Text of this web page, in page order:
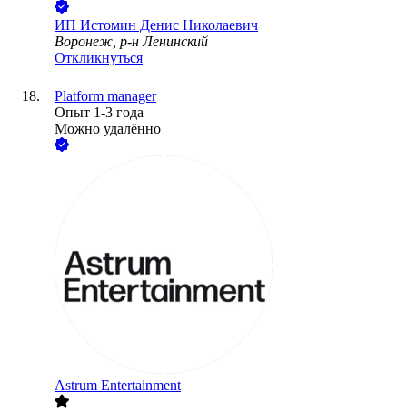
ИП Истомин Денис Николаевич
Воронеж, р-н Ленинский
Откликнуться
Platform manager
Опыт 1-3 года
Можно удалённо
Astrum Entertainment